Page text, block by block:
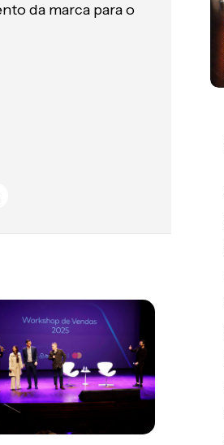
da marca para o